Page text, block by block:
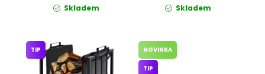
Skladem Skladem
TIP NOVINKA
TIP